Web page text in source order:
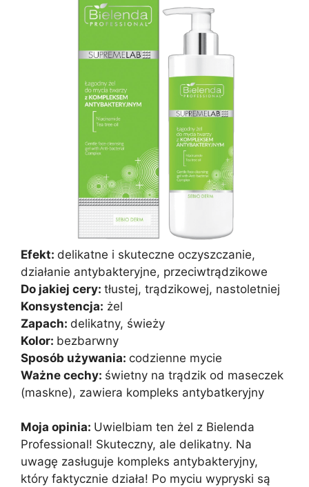
Efekt: delikatne i skuteczne oczyszczanie,
działanie antybakteryjne, przeciwtrądzikowe
Do jakiej cery: tłustej, trądzikowej, nastoletniej
Konsystencja: żel
Zapach: delikatny, świeży
Kolor: bezbarwny
Sposób używania: codzienne mycie
Ważne cechy: świetny na trądzik od maseczek
(maskne), zawiera kompleks antybatkeryjny
Moja opinia: Uwielbiam ten żel z Bielenda
Professional! Skuteczny, ale delikatny. Na
uwagę zasługuje kompleks antybakteryjny,
który faktycznie działa! Po myciu wypryski są